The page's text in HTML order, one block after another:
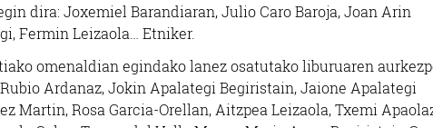
dira: Joxemiel Barandiaran, Julio Caro Baroja, Joan Arin
Fermin Leizaola… Etniker.
omenaldian egindako lanez osatutako liburuaren
Ardanaz, Jokin Apalategi Begiristain, Jaione Apalategi
Martin, Rosa Garcia-Orellan, Aitzpea Leizaola, Txemi